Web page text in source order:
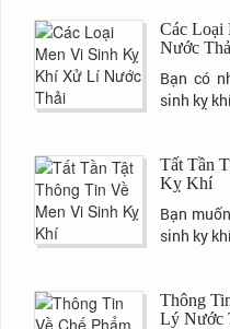
Các
Nước
Bạn có
sinh kỵ
Tất Tần
Kỵ Khí
Bạn
sinh ky
Thông
Lý Nước